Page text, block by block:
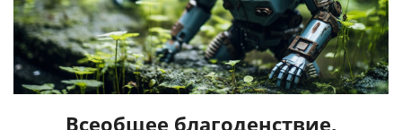
Всеобщее благоденствие,